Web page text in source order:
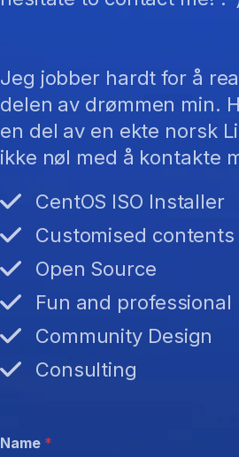
Jeg jobber hardt for å
delen av drømmen min.
en del av en ekte norsk
ikke nøl med å kontakte
CentOS ISO Installer
Customised contents
Open Source
Fun and professional
Community Design
Consulting
Name *